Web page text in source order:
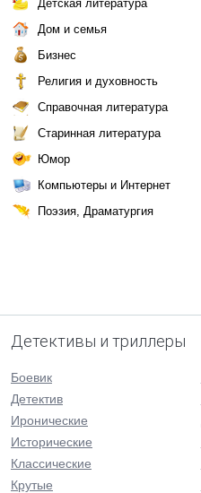
Детская литература
Дом и семья
Бизнес
Религия и духовность
Справочная литература
Старинная литература
Юмор
Компьютеры и Интернет
Поэзия, Драматургия
Детективы и триллеры
Боевик
Детектив
Иронические
Исторические
Классические
Крутые